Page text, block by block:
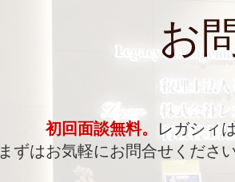
お
初回面談無料。
レガシィ
まずはお気軽にお問合せください